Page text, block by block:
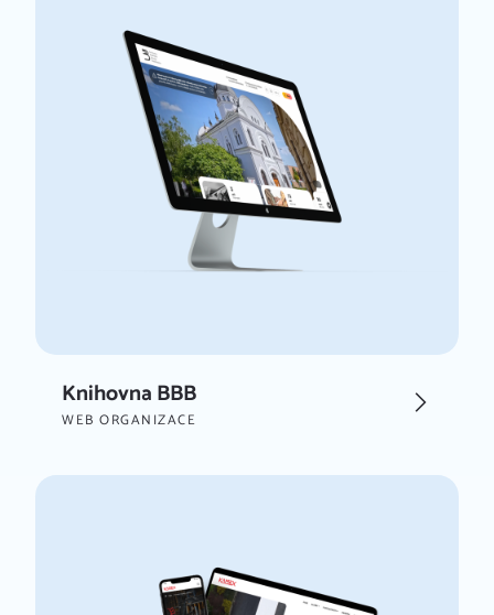
Knihovna BBB
WEB ORGANIZACE